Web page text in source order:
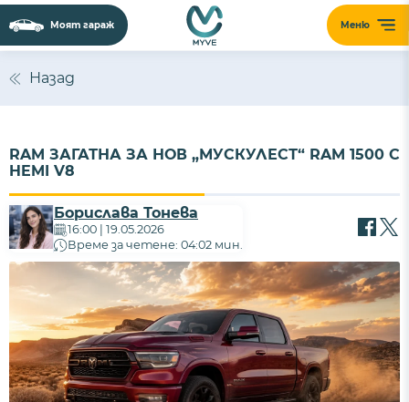
Меню
Моят гараж
Назад
RAM ЗАГАТНА ЗА НОВ „МУСКУЛЕСТ“ RAM 1500 С
HEMI V8
Борислава Тонева
16:00 | 19.05.2026
Време за четене: 04:02 мин.